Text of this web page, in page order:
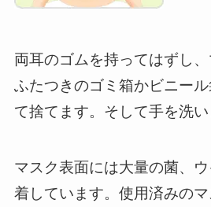
両耳のゴムを持ってはずし
ふたつきのゴミ箱かビニー
て捨てます。そして手を洗い
マスク表面には大量の菌、
着しています。使用済みの